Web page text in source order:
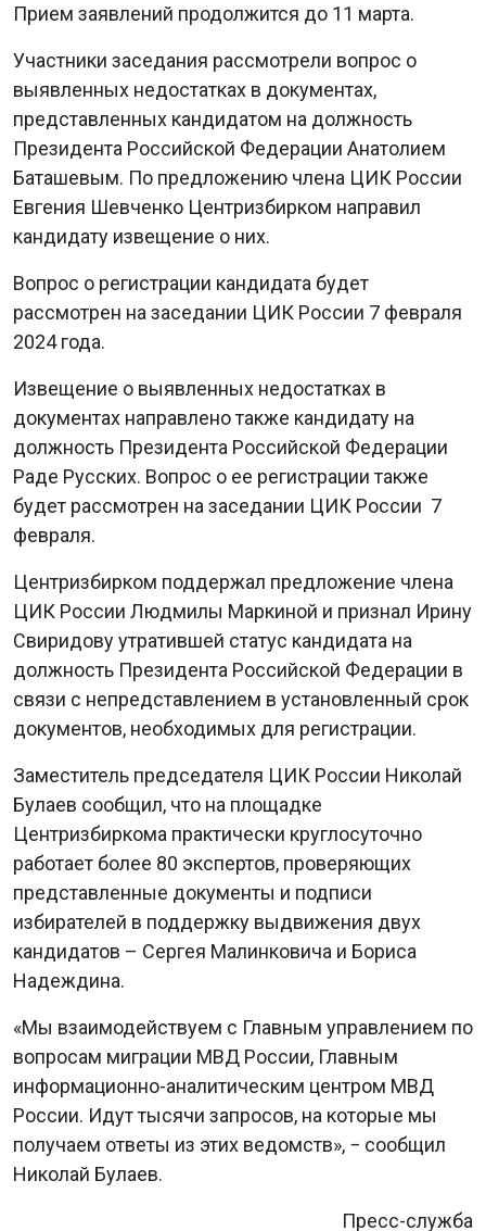
Прием заявлений продолжится до 11 марта.
Участники заседания рассмотрели вопрос о
выявленных недостатках в документах,
представленных кандидатом на должность
Президента Российской Федерации Анатолием
Баташевым. По предложению члена ЦИК России
Евгения Шевченко Центризбирком направил
кандидату извещение о них.
Вопрос о регистрации кандидата будет
рассмотрен на заседании ЦИК России 7 февраля
2024 года.
Извещение о выявленных недостатках в
документах направлено также кандидату на
должность Президента Российской Федерации
Раде Русских. Вопрос о ее регистрации также
будет рассмотрен на заседании ЦИК России 7
февраля.
Центризбирком поддержал предложение члена
ЦИК России Людмилы Маркиной и признал Ирину
Свиридову утратившей статус кандидата на
должность Президента Российской Федерации в
связи с непредставлением в установленный срок
документов, необходимых для регистрации.
Заместитель председателя ЦИК России Николай
Булаев сообщил, что на площадке
Центризбиркома практически круглосуточно
работает более 80 экспертов, проверяющих
представленные документы и подписи
избирателей в поддержку выдвижения двух
кандидатов – Сергея Малинковича и Бориса
Надеждина.
«Мы взаимодействуем с Главным управлением по
вопросам миграции МВД России, Главным
информационно-аналитическим центром МВД
России. Идут тысячи запросов, на которые мы
получаем ответы из этих ведомств», − сообщил
Николай Булаев.
Пресс-служба